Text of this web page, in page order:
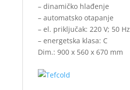
– dinamičko hlađenje
– automatsko otapanje
– el. priključak: 220 V; 50 Hz
– energetska klasa: C
Dim.: 900 x 560 x 670 mm